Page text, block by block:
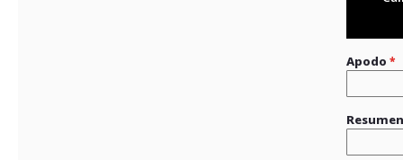
Apodo
Resumen